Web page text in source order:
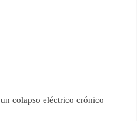
colapso eléctrico crónico